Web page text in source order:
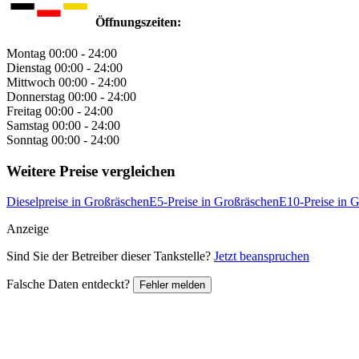
Öffnungszeiten:
Montag 00:00 - 24:00
Dienstag 00:00 - 24:00
Mittwoch 00:00 - 24:00
Donnerstag 00:00 - 24:00
Freitag 00:00 - 24:00
Samstag 00:00 - 24:00
Sonntag 00:00 - 24:00
Weitere Preise vergleichen
Dieselpreise in GroßräschenE5-Preise in GroßräschenE10-Preise in
Anzeige
Sind Sie der Betreiber dieser Tankstelle? Jetzt beanspruchen
Falsche Daten entdeckt? Fehler melden